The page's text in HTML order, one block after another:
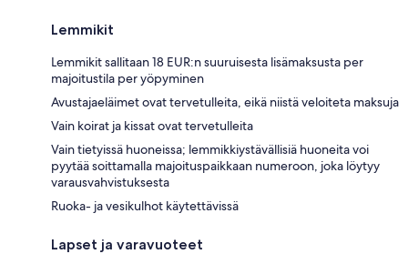
Lemmikit
Lemmikit sallitaan 18 EUR:n suuruisesta lisämaksusta per
majoitustila per yöpyminen
Avustajaeläimet ovat tervetulleita, eikä niistä veloiteta maksuja
Vain koirat ja kissat ovat tervetulleita
Vain tietyissä huoneissa; lemmikkiystävällisiä huoneita voi
pyytää soittamalla majoituspaikkaan numeroon, joka löytyy
varausvahvistuksesta
Ruoka- ja vesikulhot käytettävissä
Lapset ja varavuoteet